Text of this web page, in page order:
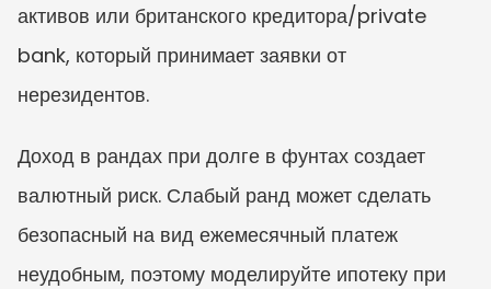
активов или британского кредитора/private
bank, который принимает заявки от
нерезидентов.
Доход в рандах при долге в фунтах создает
валютный риск. Слабый ранд может сделать
безопасный на вид ежемесячный платеж
неудобным, поэтому моделируйте ипотеку при